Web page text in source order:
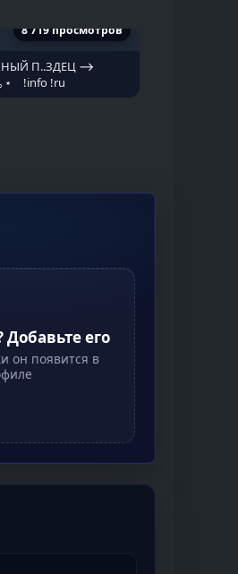
8 719 просмотров
П..ЗДЕЦ ⟶
⋆ ⠀!info !ru
Добавьте его
он появится в